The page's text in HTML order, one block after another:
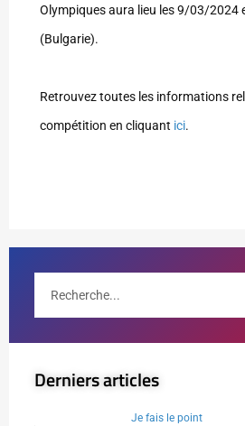
Olympiques aura lieu les 9/03/2024
(Bulgarie).
Retrouvez toutes les informations
compétition en cliquant ici.
Derniers articles
Je fais le point